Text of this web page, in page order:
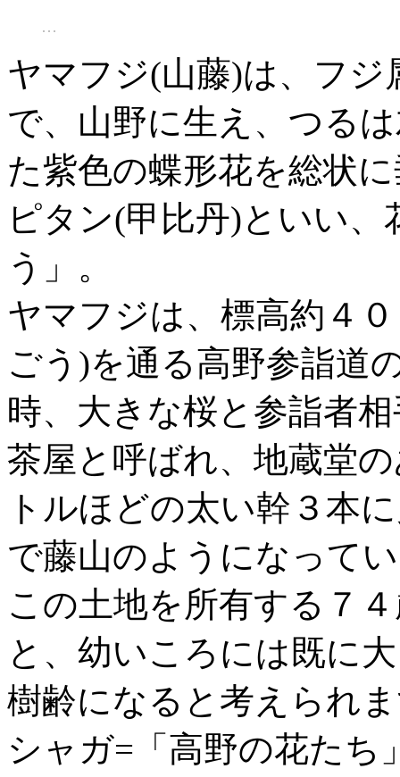
ヤマフジ(山藤)は、フ
で、山野に生え、つる
た紫色の蝶形花を総状
ピタン(甲比丹)といい
う」。
ヤマフジは、標高約４
ごう)を通る高野参詣道
時、大きな桜と参詣者
茶屋と呼ばれ、地蔵堂
トルほどの太い幹３本
で藤山のようになって
この土地を所有する７
と、幼いころには既に
樹齢になると考えられ
シャガ=「高野の花たち